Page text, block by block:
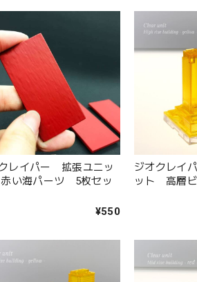
レイパー 拡張ユニッ
い海パーツ 5枚セッ
¥550
ジオクレイ
ット 高層